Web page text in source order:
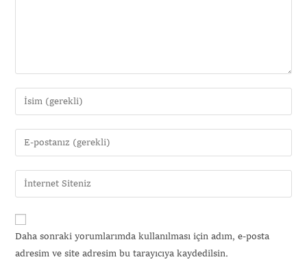
Daha sonraki yorumlarımda kullanılması için adım, e-posta
adresim ve site adresim bu tarayıcıya kaydedilsin.